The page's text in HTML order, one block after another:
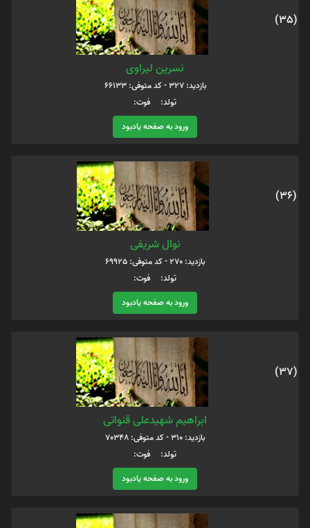
(35)
نسرین لیراوی
بازدید: 327 - کد متوفی: 66133
تولد: فوت:
ورود به صفحه یادبود
(36)
نوال شریفی
بازدید: 270 - کد متوفی: 69925
تولد: فوت:
ورود به صفحه یادبود
(37)
ابراهیم شهیدعلی قنواتی
بازدید: 310 - کد متوفی: 70348
تولد: فوت:
ورود به صفحه یادبود